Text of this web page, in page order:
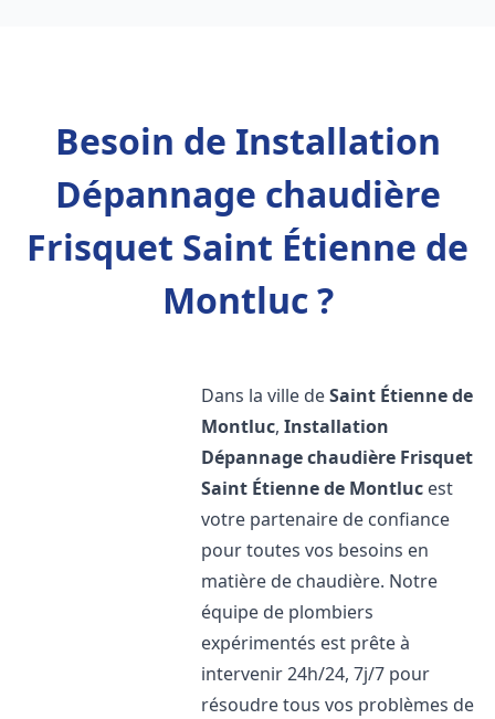
Besoin de Installation
Dépannage chaudière
Frisquet Saint Étienne de
Montluc ?
Dans la ville deSaint Étienne de
Montluc,Installation
Dépannage chaudière Frisquet
Saint Étienne de Montluc est
votre partenaire de confiance
pour toutes vos besoins en
matière de chaudière. Notre
équipe de plombiers
expérimentés est prête à
intervenir 24h/24, 7j/7 pour
résoudre tous vos problèmes de